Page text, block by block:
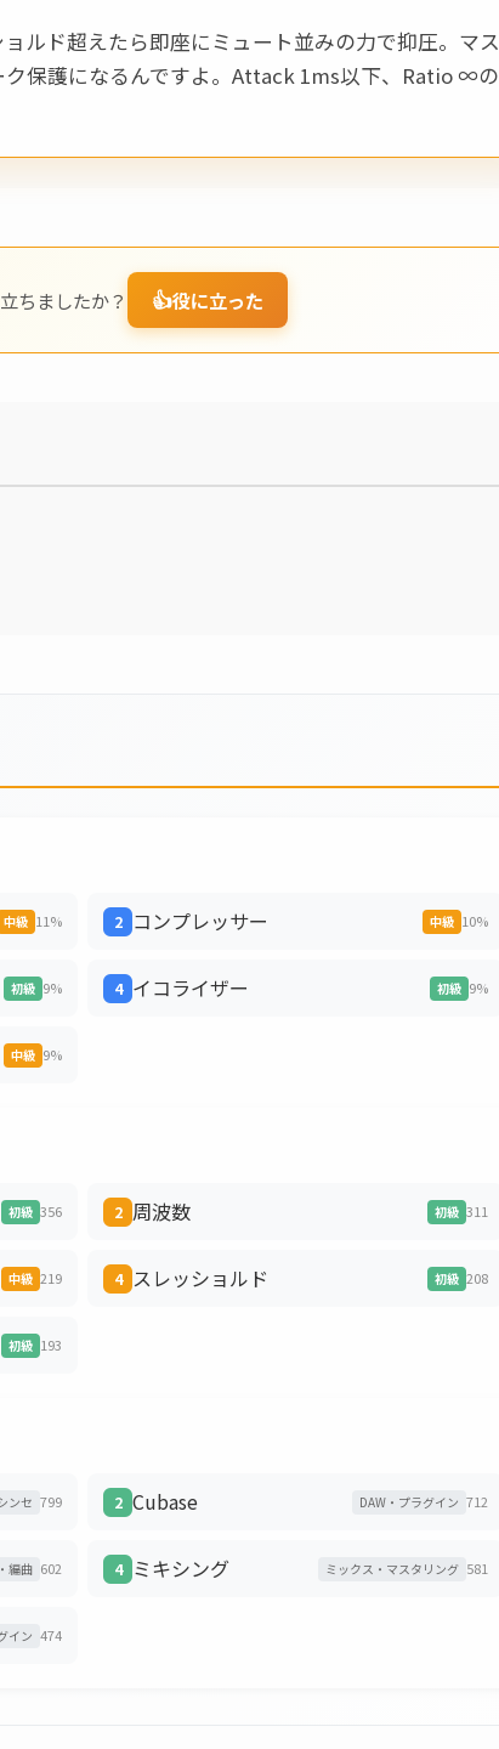
ルド超えたら即座にミュート並みの力で抑圧。マス
ク保護になるんですよ。Attack 1ms以下、Ratio ∞の
ちましたか？ 👍役に立った
中級 11% 2 コンプレッサー 中級 10%
初級 9% 4 イコライザー 初級 9%
中級 9%
初級 356 2 周波数 初級 311
中級 219 4 スレッショルド 初級 208
初級 193
ンセ 799 2 Cubase DAW・プラグイン 712
編曲 602 4 ミキシング ミックス・マスタリング 581
イン 474